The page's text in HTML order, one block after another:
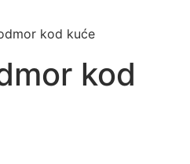
kod